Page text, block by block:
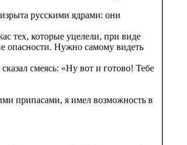
русскими ядрами: они
тех, которые уцелели, при виде
опасности. Нужно самому видеть
смеясь: «Ну вот и готово! Тебе
припасами, я имел возможность в